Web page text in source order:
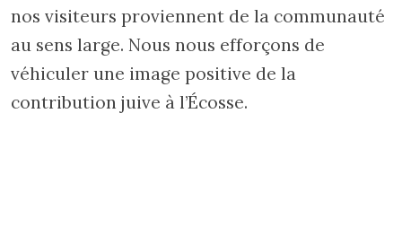
nos visiteurs proviennent de la communauté
au sens large. Nous nous efforçons de
véhiculer une image positive de la
contribution juive à l’Écosse.